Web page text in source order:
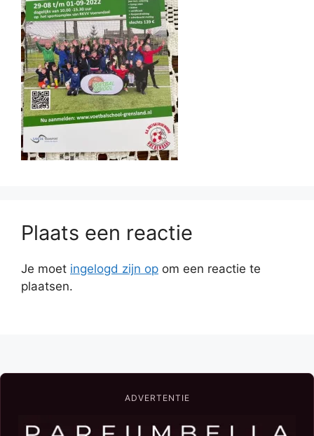
Plaats een reactie
Je moet ingelogd zijn op om een reactie te
plaatsen.
ADVERTENTIE